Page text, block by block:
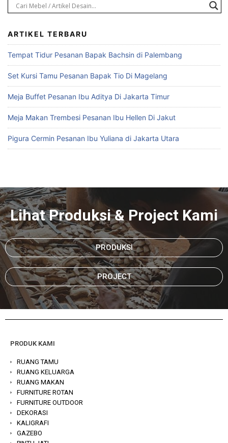
ARTIKEL TERBARU
Tempat Tidur Pesanan Bapak Bachsin di Palembang
Set Kursi Tamu Pesanan Bapak Tio Di Magelang
Meja Buffet Pesanan Ibu Aditya Di Jakarta Timur
Meja Makan Trembesi Pesanan Ibu Hellen Di Jakut
Pigura Cermin Pesanan Ibu Yuliana di Jakarta Utara
Lihat Produksi & Project Kami
PRODUKSI
PROJECT
PRODUK KAMI
RUANG TAMU
RUANG KELUARGA
RUANG MAKAN
FURNITURE ROTAN
FURNITURE OUTDOOR
DEKORASI
KALIGRAFI
GAZEBO